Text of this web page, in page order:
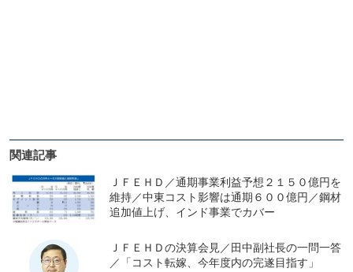
関連記事
ＪＦＥＨＤ／通期事業利益予想２１５０億円を
維持／中東コスト影響は通期６００億円／鋼材
追加値上げ、インド事業でカバー
ＪＦＥＨＤの決算会見／田中副社長の一問一答
／「コスト転嫁、今年度内の完遂目指す」